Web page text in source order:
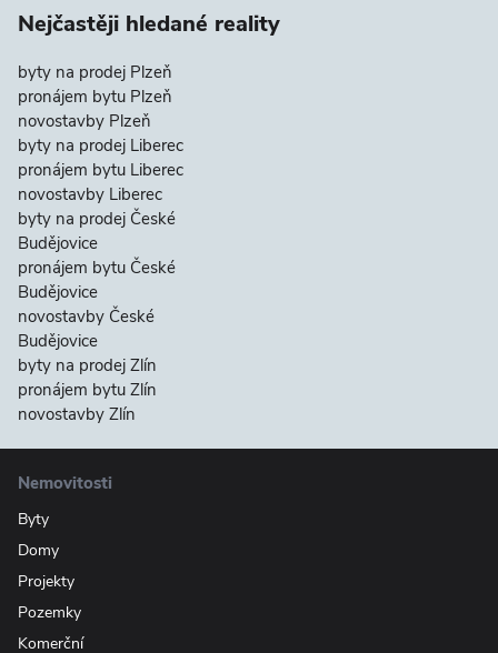
Nejčastěji hledané reality
byty na prodej Plzeň
pronájem bytu Plzeň
novostavby Plzeň
byty na prodej Liberec
pronájem bytu Liberec
novostavby Liberec
byty na prodej České
Budějovice
pronájem bytu České
Budějovice
novostavby České
Budějovice
byty na prodej Zlín
pronájem bytu Zlín
novostavby Zlín
Nemovitosti
Byty
Domy
Projekty
Pozemky
Komerční